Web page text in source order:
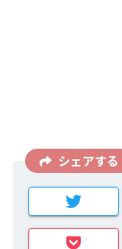
シェアする